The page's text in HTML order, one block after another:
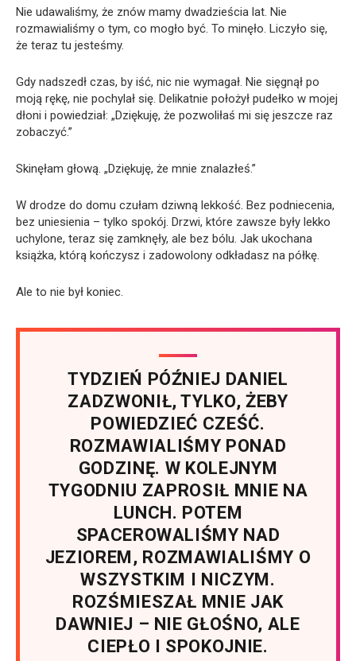
Nie udawaliśmy, że znów mamy dwadzieścia lat. Nie
rozmawialiśmy o tym, co mogło być. To minęło. Liczyło się,
że teraz tu jesteśmy.
Gdy nadszedł czas, by iść, nic nie wymagał. Nie sięgnął po
moją rękę, nie pochylał się. Delikatnie położył pudełko w mojej
dłoni i powiedział: „Dziękuję, że pozwoliłaś mi się jeszcze raz
zobaczyć.”
Skinęłam głową. „Dziękuję, że mnie znalazłeś.”
W drodze do domu czułam dziwną lekkość. Bez podniecenia,
bez uniesienia – tylko spokój. Drzwi, które zawsze były lekko
uchylone, teraz się zamknęły, ale bez bólu. Jak ukochana
książka, którą kończysz i zadowolony odkładasz na półkę.
Ale to nie był koniec.
TYDZIEŃ PÓŹNIEJ DANIEL
ZADZWONIŁ, TYLKO, ŻEBY
POWIEDZIEĆ CZEŚĆ.
ROZMAWIALIŚMY PONAD
GODZINĘ. W KOLEJNYM
TYGODNIU ZAPROSIŁ MNIE NA
LUNCH. POTEM
SPACEROWALIŚMY NAD
JEZIOREM, ROZMAWIALIŚMY O
WSZYSTKIM I NICZYM.
ROZŚMIESZAŁ MNIE JAK
DAWNIEJ – NIE GŁOŚNO, ALE
CIEPŁO I SPOKOJNIE.